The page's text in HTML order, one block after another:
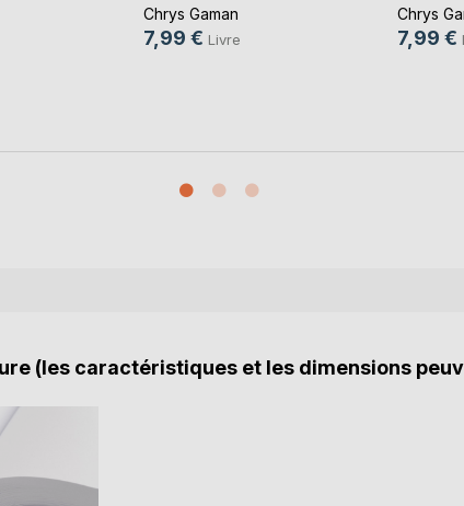
Chrys Gaman
7,99 € Livre
Chrys
7,99 €
(les caractéristiques et les dimensions